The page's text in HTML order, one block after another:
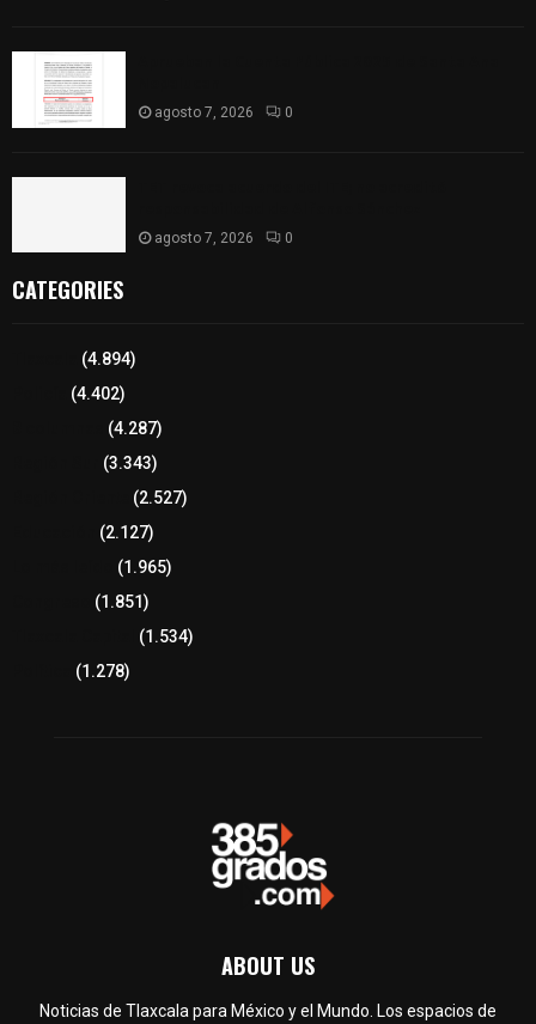
agosto 7, 2026 0
agosto 7, 2026 0
CATEGORIES
(4.894)
(4.402)
(4.287)
(3.343)
(2.527)
(2.127)
(1.965)
(1.851)
(1.534)
(1.278)
ABOUT US
Noticias de Tlaxcala para México y el Mundo. Los espacios de